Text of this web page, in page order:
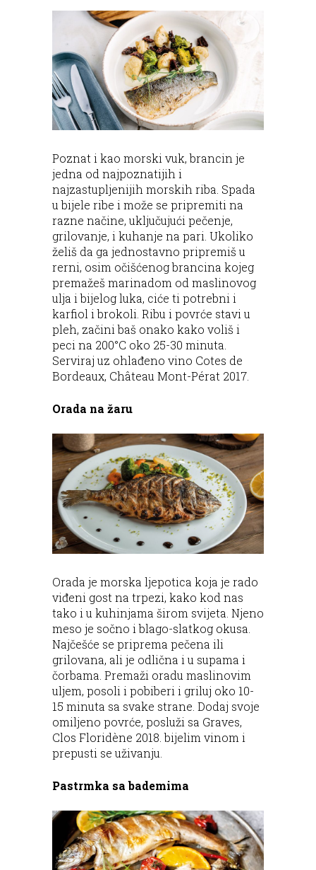
Poznat i kao morski vuk, brancin je
jedna od najpoznatijih i
najzastupljenijih morskih riba. Spada
u bijele ribe i može se pripremiti na
razne načine, uključujući pečenje,
grilovanje, i kuhanje na pari. Ukoliko
želiš da ga jednostavno pripremiš u
rerni, osim očišćenog brancina kojeg
premažeš marinadom od maslinovog
ulja i bijelog luka, ciće ti potrebni i
karfiol i brokoli. Ribu i povrće stavi u
pleh, začini baš onako kako voliš i
peci na 200°C oko 25-30 minuta.
Serviraj uz ohlađeno vino Cotes de
Bordeaux, Château Mont-Pérat 2017.
Orada na žaru
Orada je morska ljepotica koja je rado
viđeni gost na trpezi, kako kod nas
tako i u kuhinjama širom svijeta. Njeno
meso je sočno i blago-slatkog okusa.
Najčešće se priprema pečena ili
grilovana, ali je odlična i u supama i
čorbama. Premaži oradu maslinovim
uljem, posoli i pobiberi i griluj oko 10-
15 minuta sa svake strane. Dodaj svoje
omiljeno povrće, posluži sa Graves,
Clos Floridène 2018. bijelim vinom i
prepusti se uživanju.
Pastrmka sa bademima